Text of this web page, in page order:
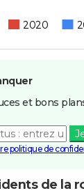
2020
et bons
politique de
de la